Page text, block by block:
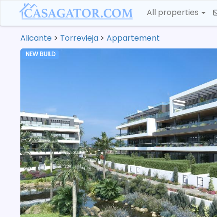
All properties
Alicante > Torrevieja > Appartement
NEW BUILD